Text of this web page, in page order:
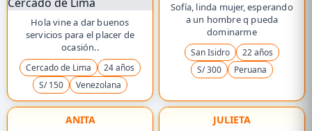
Hola vine a dar buenos
servicios para el placer de
ocasión..
Cercado de Lima
24 años
S/ 150
Venezolana
Sofía, linda mujer, esperando
a un hombre q pueda
dominarme
San Isidro
22 años
S/ 300
Peruana
ANITA JULIETA